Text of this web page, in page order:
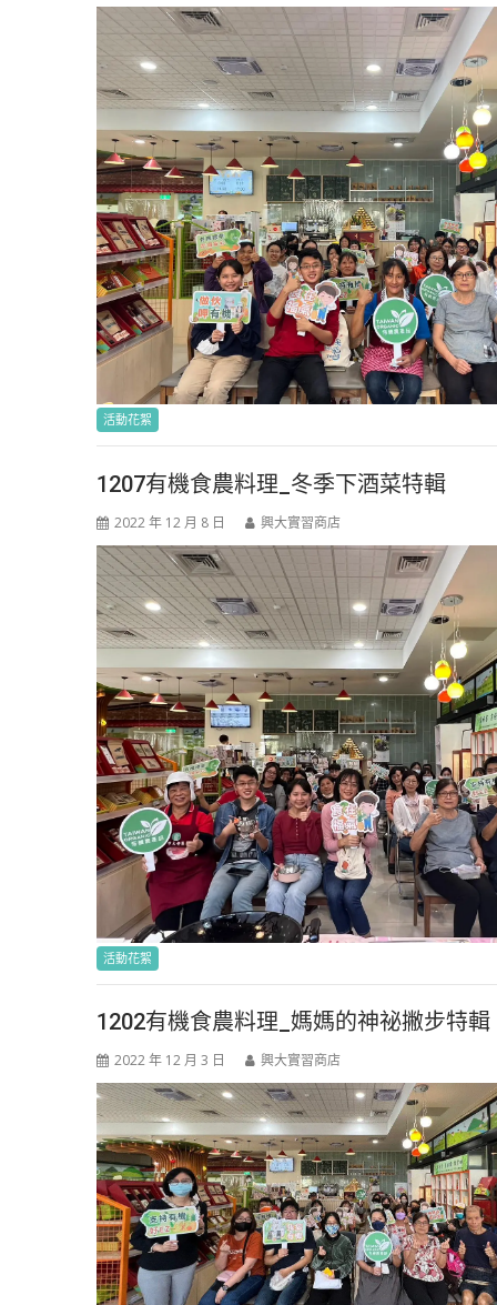
活動花絮
1207有機食農料理_冬季下酒菜特輯
2022 年 12 月 8 日 興大實習商店
活動花絮
1202有機食農料理_媽媽的神祕撇步特輯
2022 年 12 月 3 日 興大實習商店